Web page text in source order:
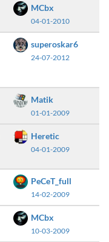
MCbx
04-01-2010
superoskar6
24-07-2012
Matik
01-01-2009
Heretic
04-01-2009
PeCeT_full
14-02-2009
MCbx
10-03-2009